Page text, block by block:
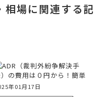
相場に関連する記
年01月17日